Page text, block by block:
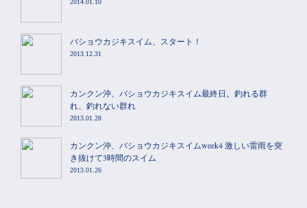
2014.01.10
バショウカジキスイム、スタート！
2013.12.31
カンクン沖、バショウカジキスイム最終日。釣れる群
れ、釣れない群れ
2013.01.28
カンクン沖、バショウカジキスイムweek4 激しい雷雨を突
き抜けて3時間のスイム
2013.01.26